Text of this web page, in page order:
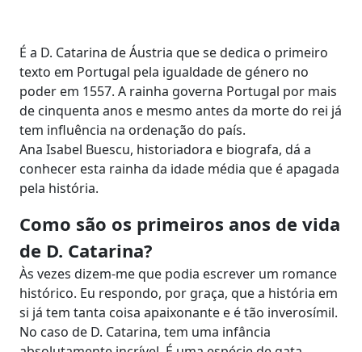
É a D. Catarina de Áustria que se dedica o primeiro
texto em Portugal pela igualdade de género no
poder em 1557. A rainha governa Portugal por mais
de cinquenta anos e mesmo antes da morte do rei já
tem influência na ordenação do país.
Ana Isabel Buescu, historiadora e biografa, dá a
conhecer esta rainha da idade média que é apagada
pela história.
Como são os primeiros anos de vida
de D. Catarina?
Às vezes dizem-me que podia escrever um romance
histórico. Eu respondo, por graça, que a história em
si já tem tanta coisa apaixonante e é tão inverosímil.
No caso de D. Catarina, tem uma infância